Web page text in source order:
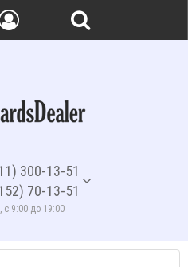
300-13-51
70-13-51
с 9:00 до 19:00